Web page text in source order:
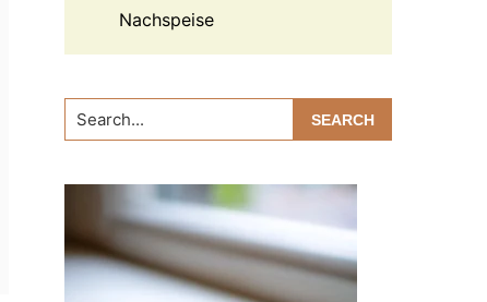
Nachspeise
Search...